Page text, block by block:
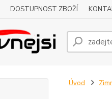
DOSTUPNOST ZBOŽÍ
Úvod